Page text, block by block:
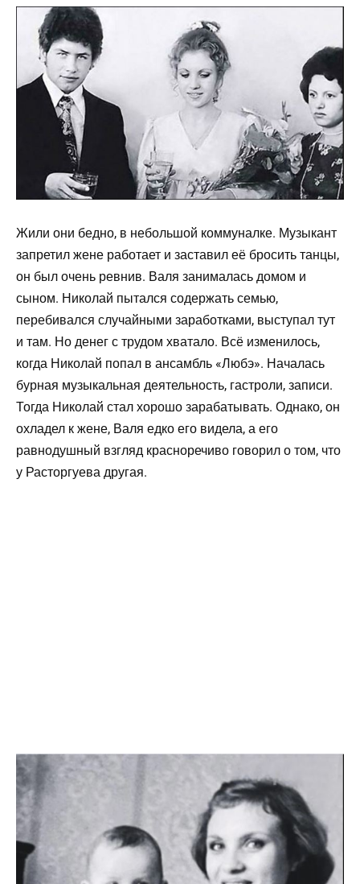
Жили они бедно, в небольшой коммуналке. Музыкант
запретил жене работает и заставил её бросить танцы,
он был очень ревнив. Валя занималась домом и
сыном. Николай пытался содержать семью,
перебивался случайными заработками, выступал тут
и там. Но денег с трудом хватало. Всё изменилось,
когда Николай попал в ансамбль «Любэ». Началась
бурная музыкальная деятельность, гастроли, записи.
Тогда Николай стал хорошо зарабатывать. Однако, он
охладел к жене, Валя едко его видела, а его
равнодушный взгляд красноречиво говорил о том, что
у Расторгуева другая.